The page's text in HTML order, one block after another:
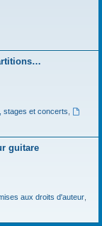
stages et concerts
guitare
aux droits d'auteur,